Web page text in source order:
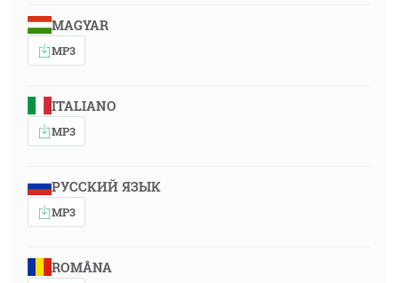
MAGYAR
MP3
ITALIANO
MP3
РУССКИЙ ЯЗЫК
MP3
ROMÂNA